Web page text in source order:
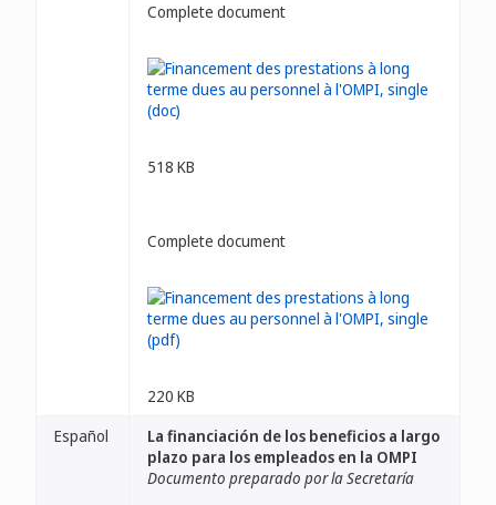
Complete document
518 KB
Complete document
220 KB
Español
La financiación de los beneficios a largo
plazo para los empleados en la OMPI
Documento preparado por la Secretaría